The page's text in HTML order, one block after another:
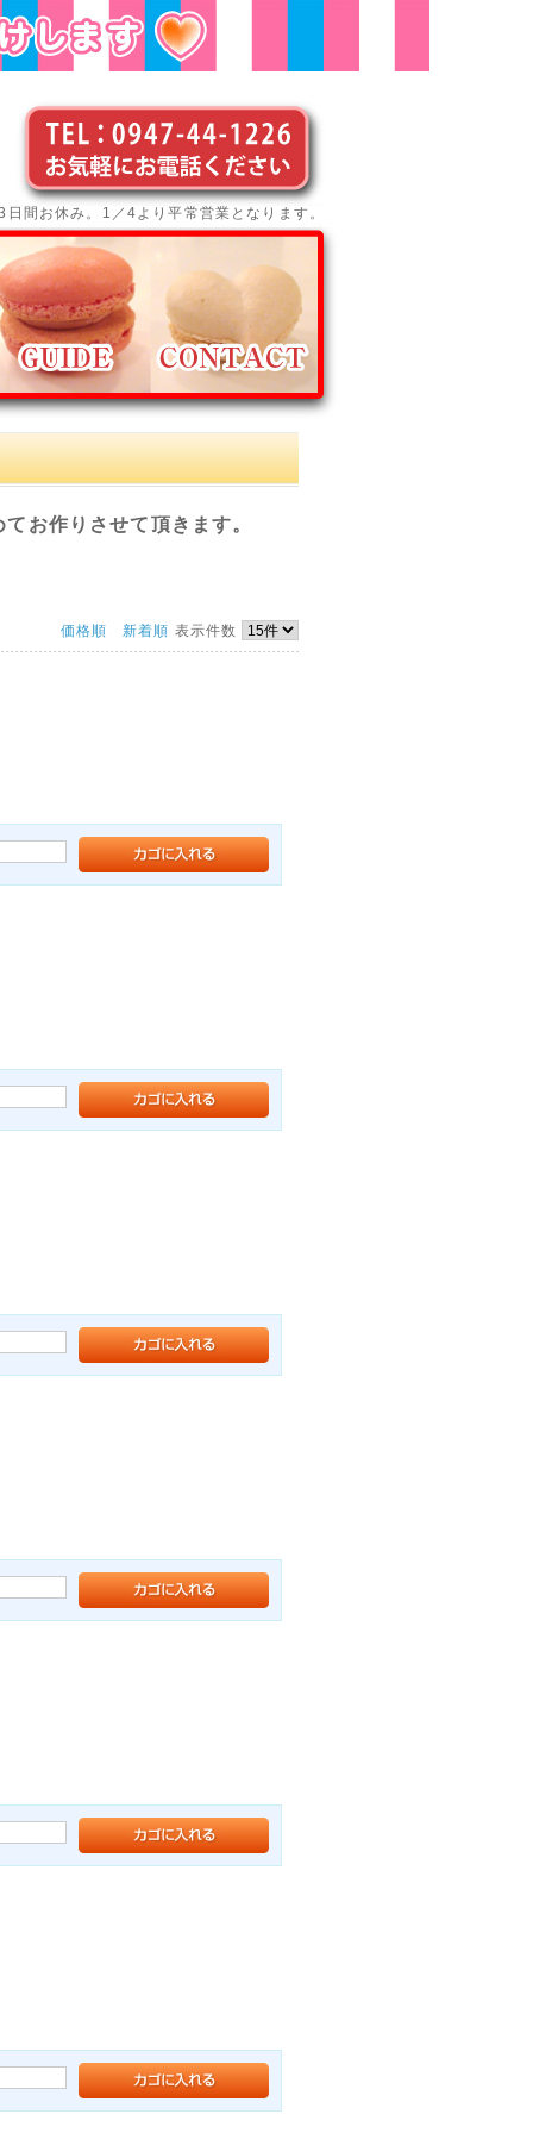
間お休み。1／4より平常営業となります。
お作りさせて頂きます。
価格順 新着順 表示件数